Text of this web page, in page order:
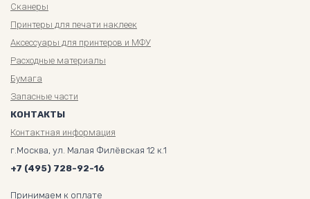
Сканеры
Принтеры для печати наклеек
Аксессуары для принтеров и МФУ
Расходные материалы
Бумага
Запасные части
КОНТАКТЫ
Контактная информация
г.Москва, ул. Малая Филёвская 12 к.1
+7 (495) 728-92-16
Принимаем к оплате